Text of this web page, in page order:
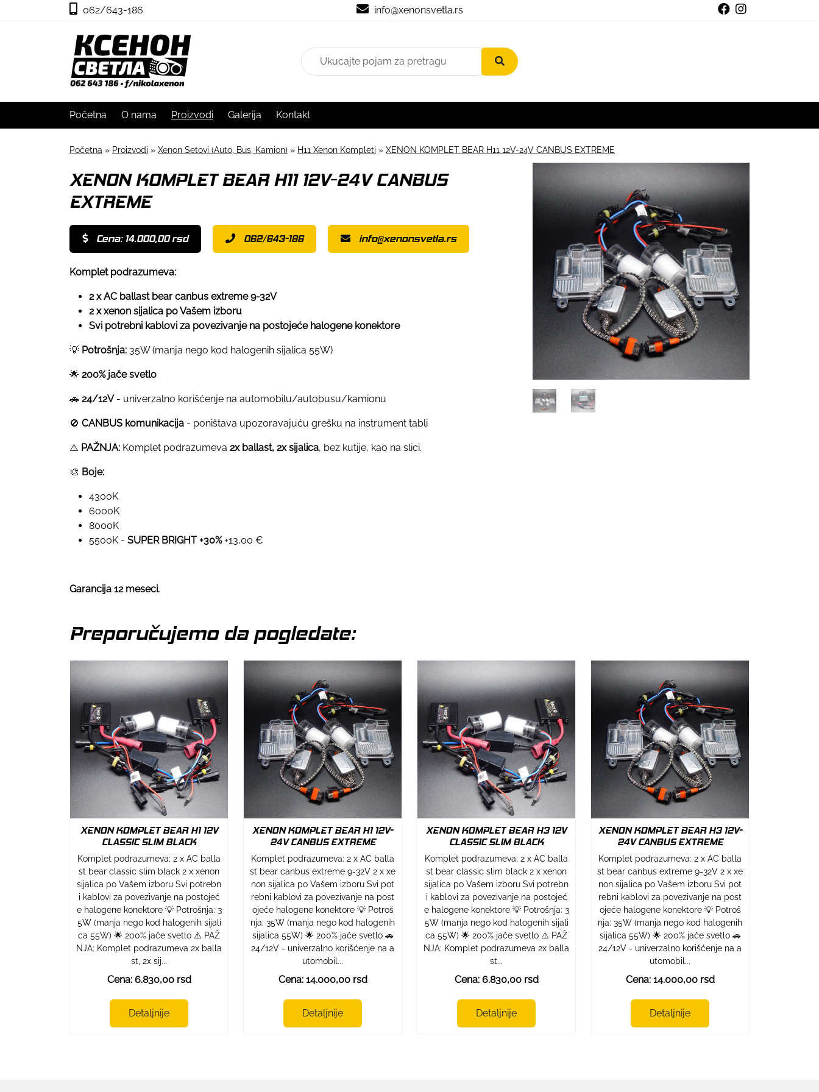
062/643-186 info@xenonsvetla.rs
Početna O nama Proizvodi Galerija Kontakt
Početna » Proizvodi » Xenon Setovi (Auto, Bus, Kamion) » H11 Xenon Kompleti » XENON KOMPLET BEAR H11 12V-24V CANBUS EXTREME
XENON KOMPLET BEAR H11 12V-24V CANBUS
EXTREME
Cena: 14.000,00 rsd 062/643-186 info@xenonsvetla.rs
Komplet podrazumeva:
2 x AC ballast bear canbus extreme 9-32V
2 x xenon sijalica po Vašem izboru
Svi potrebni kablovi za povezivanje na postojeće halogene konektore
💡 Potrošnja: 35W (manja nego kod halogenih sijalica 55W)
🌟 200% jače svetlo
🚗 24/12V- univerzalno korišćenje na automobilu/autobusu/kamionu
🚫 CANBUS komunikacija - poništava upozoravajuću grešku na instrument tabli
⚠️ PAŽNJA: Komplet podrazumeva 2x ballast, 2x sijalica, bez kutije, kao na slici.
🎨 Boje:
4300K
6000K
8000K
5500K - SUPER BRIGHT +30%+13,00 €
Garancija 12 meseci.
Preporučujemo da pogledate:
XENON KOMPLET BEAR H1 12V
CLASSIC SLIM BLACK
Komplet podrazumeva: 2 x AC balla
st bear classic slim black 2 x xenon
sijalica po Vašem izboru Svi potrebn
i kablovi za povezivanje na postojeć
e halogene konektore 💡 Potrošnja: 3
5W (manja nego kod halogenih sijali
ca 55W) 🌟 200% jače svetlo ⚠️ PAŽ
NJA: Komplet podrazumeva 2x balla
st, 2x sij...
Cena: 6.830,00 rsd
Detaljnije
XENON KOMPLET BEAR H1 12V-
24V CANBUS EXTREME
Komplet podrazumeva: 2 x AC balla
st bear canbus extreme 9-32V 2 x xe
non sijalica po Vašem izboru Svi pot
rebni kablovi za povezivanje na post
ojeće halogene konektore 💡 Potroš
nja: 35W (manja nego kod halogenih
sijalica 55W) 🌟 200% jače svetlo 🚗
24/12V - univerzalno korišćenje na a
utomobil...
Cena: 14.000,00 rsd
Detaljnije
XENON KOMPLET BEAR H3 12V
CLASSIC SLIM BLACK
Komplet podrazumeva: 2 x AC balla
st bear classic slim black 2 x xenon
sijalica po Vašem izboru Svi potrebn
i kablovi za povezivanje na postojeć
e halogene konektore 💡 Potrošnja: 3
5W (manja nego kod halogenih sijali
ca 55W) 🌟 200% jače svetlo ⚠️ PAŽ
NJA: Komplet podrazumeva 2x balla
st...
Cena: 6.830,00 rsd
Detaljnije
XENON KOMPLET BEAR H3 12V-
24V CANBUS EXTREME
Komplet podrazumeva: 2 x AC balla
st bear canbus extreme 9-32V 2 x xe
non sijalica po Vašem izboru Svi pot
rebni kablovi za povezivanje na post
ojeće halogene konektore 💡 Potroš
nja: 35W (manja nego kod halogenih
sijalica 55W) 🌟 200% jače svetlo 🚗
24/12V - univerzalno korišćenje na a
utomobil...
Cena: 14.000,00 rsd
Detaljnije